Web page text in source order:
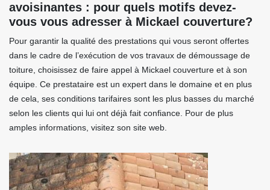
avoisinantes : pour quels motifs devez-
vous vous adresser à Mickael couverture?
Pour garantir la qualité des prestations qui vous seront offertes
dans le cadre de l’exécution de vos travaux de démoussage de
toiture, choisissez de faire appel à Mickael couverture et à son
équipe. Ce prestataire est un expert dans le domaine et en plus
de cela, ses conditions tarifaires sont les plus basses du marché
selon les clients qui lui ont déjà fait confiance. Pour de plus
amples informations, visitez son site web.